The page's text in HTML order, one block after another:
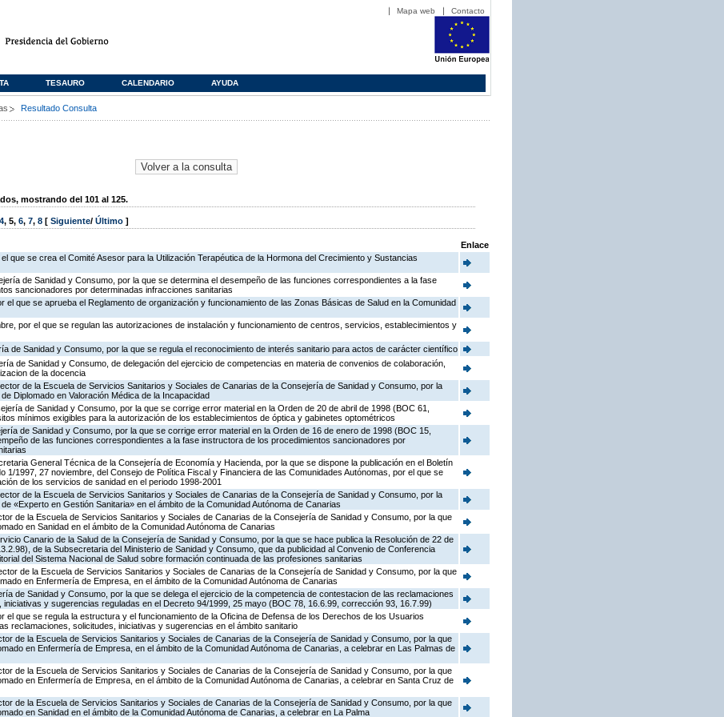
Mapa web Contacto
TESAURO CALENDARIO AYUDA
Resultado Consulta
mostrando del 101 al 125.
4, 5, 6, 7, 8 [ Siguiente/ Último ]
Enlace
que se crea el Comité Asesor para la Utilización Terapéutica de la Hormona del Crecimiento y Sustancias
de Sanidad y Consumo, por la que se determina el desempeño de las funciones correspondientes a la fase
sancionadores por determinadas infracciones sanitarias
el que se aprueba el Reglamento de organización y funcionamiento de las Zonas Básicas de Salud en la Comunidad
por el que se regulan las autorizaciones de instalación y funcionamiento de centros, servicios, establecimientos y
de Sanidad y Consumo, por la que se regula el reconocimiento de interés sanitario para actos de carácter científico
de Sanidad y Consumo, de delegación del ejercicio de competencias en materia de convenios de colaboración,
de la docencia
de la Escuela de Servicios Sanitarios y Sociales de Canarias de la Consejería de Sanidad y Consumo, por la
Diplomado en Valoración Médica de la Incapacidad
de Sanidad y Consumo, por la que se corrige error material en la Orden de 20 de abril de 1998 (BOC 61,
mínimos exigibles para la autorización de los establecimientos de óptica y gabinetes optométricos
de Sanidad y Consumo, por la que se corrige error material en la Orden de 16 de enero de 1998 (BOC 15,
de las funciones correspondientes a la fase instructora de los procedimientos sancionadores por
General Técnica de la Consejería de Economía y Hacienda, por la que se dispone la publicación en el Boletín
1/1997, 27 noviembre, del Consejo de Política Fiscal y Financiera de las Comunidades Autónomas, por el que se
de los servicios de sanidad en el periodo 1998-2001
de la Escuela de Servicios Sanitarios y Sociales de Canarias de la Consejería de Sanidad y Consumo, por la
«Experto en Gestión Sanitaria» en el ámbito de la Comunidad Autónoma de Canarias
de la Escuela de Servicios Sanitarios y Sociales de Canarias de la Consejería de Sanidad y Consumo, por la que
en Sanidad en el ámbito de la Comunidad Autónoma de Canarias
Canario de la Salud de la Consejería de Sanidad y Consumo, por la que se hace publica la Resolución de 22 de
de la Subsecretaria del Ministerio de Sanidad y Consumo, que da publicidad al Convenio de Conferencia
del Sistema Nacional de Salud sobre formación continuada de las profesiones sanitarias
de la Escuela de Servicios Sanitarios y Sociales de Canarias de la Consejería de Sanidad y Consumo, por la que
en Enfermería de Empresa, en el ámbito de la Comunidad Autónoma de Canarias
de Sanidad y Consumo, por la que se delega el ejercicio de la competencia de contestacion de las reclamaciones
y sugerencias reguladas en el Decreto 94/1999, 25 mayo (BOC 78, 16.6.99, corrección 93, 16.7.99)
el que se regula la estructura y el funcionamiento de la Oficina de Defensa de los Derechos de los Usuarios
reclamaciones, solicitudes, iniciativas y sugerencias en el ámbito sanitario
de la Escuela de Servicios Sanitarios y Sociales de Canarias de la Consejería de Sanidad y Consumo, por la que
en Enfermería de Empresa, en el ámbito de la Comunidad Autónoma de Canarias, a celebrar en Las Palmas de
de la Escuela de Servicios Sanitarios y Sociales de Canarias de la Consejería de Sanidad y Consumo, por la que
en Enfermería de Empresa, en el ámbito de la Comunidad Autónoma de Canarias, a celebrar en Santa Cruz de
de la Escuela de Servicios Sanitarios y Sociales de Canarias de la Consejería de Sanidad y Consumo, por la que
en Sanidad en el ámbito de la Comunidad Autónoma de Canarias, a celebrar en La Palma